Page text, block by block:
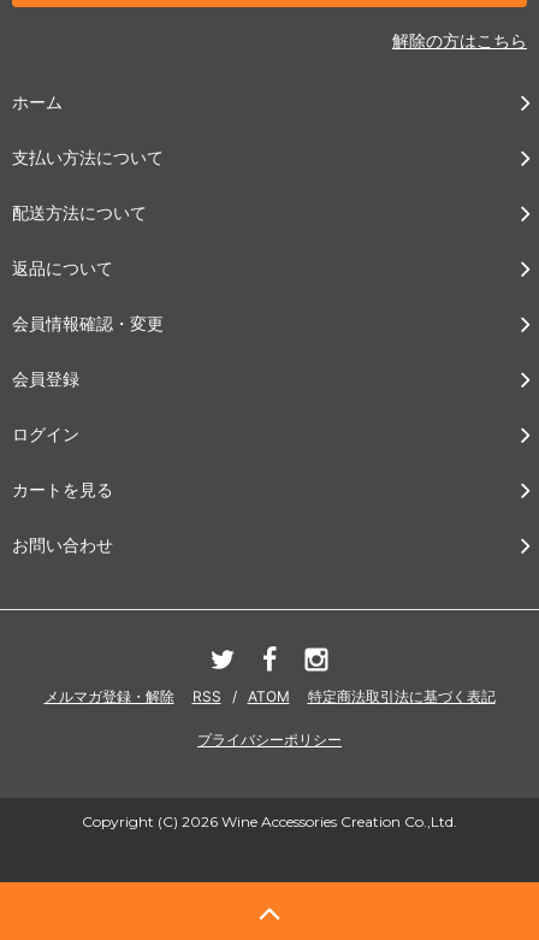
解除の方はこちら
ホーム
支払い方法について
配送方法について
返品について
会員情報確認・変更
会員登録
ログイン
カートを見る
お問い合わせ
メルマガ登録・解除 RSS / ATOM 特定商法取引法に基づく表記
プライバシーポリシー
Copyright (C) 2026 Wine Accessories Creation Co.,Ltd.